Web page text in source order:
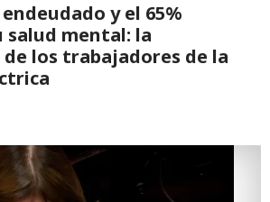
y el 65%
salud mental: la
los trabajadores de la